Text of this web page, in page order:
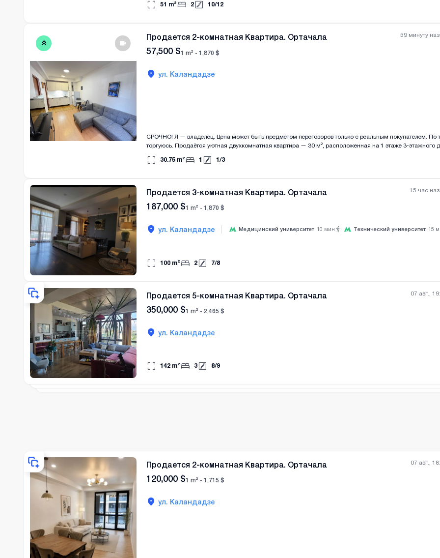
51 m² 2 10/12
59 минуту
Продается 2-комнатная Квартира. Ортачала
57,500 $1 m² - 1,870 $
ул. Каландадзе
СРОЧНО! Я — владелец. Цена может быть предметом переговоров только с реальным покупателем. По
торгуюсь. Продаётся уютная двухкомнатная квартира — 30 м², расположенная на 1 этаже 3-этажного дома в жилом
Локация действительно уникальная и очень востребованная. Квартира светлая, аккуратная, удобной планировки.
использование (офис, студия, небольшой кабинет). По запросу могу выслать видео в WhatsApp.
30.75 m² 1 1/3
15 час
Продается 3-комнатная Квартира. Ортачала
187,000 $1 m² - 1,870 $
ул. Каландадзе Медицинский университет 10 мин Технический университет 15
100 m² 2 7/8
07 авг.,
Продается 5-комнатная Квартира. Ортачала
350,000 $1 m² - 2,465 $
ул. Каландадзе
142 m² 3 8/9
07 авг.,
Продается 2-комнатная Квартира. Ортачала
120,000 $1 m² - 1,715 $
ул. Каландадзе